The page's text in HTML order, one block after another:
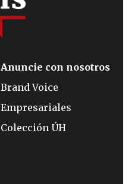
Anuncie con nosotros
Brand Voice
Empresariales
Colección ÚH